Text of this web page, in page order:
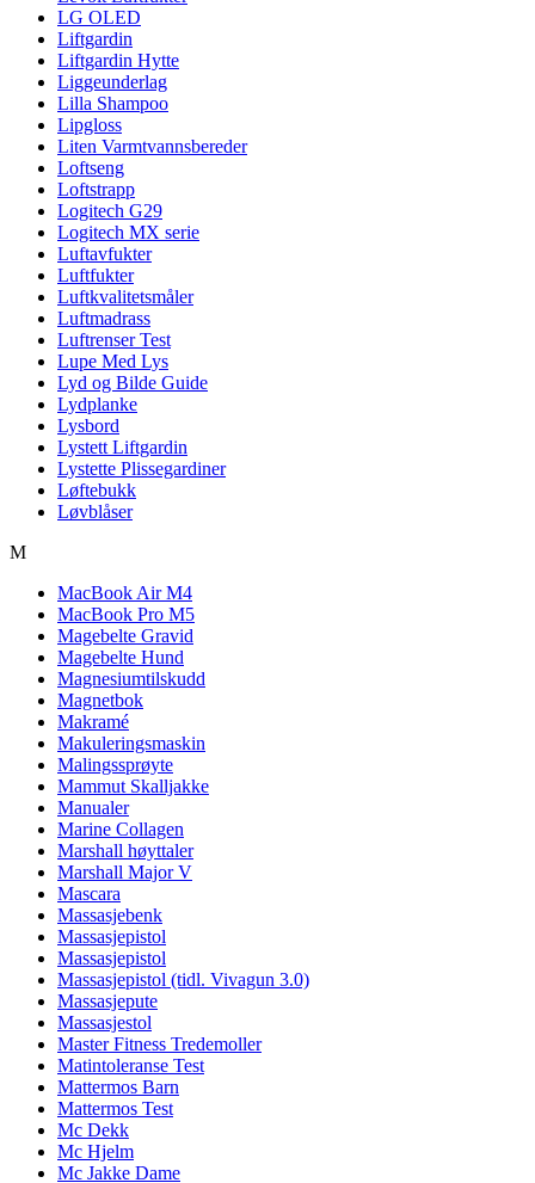
LG OLED
Liftgardin
Liftgardin Hytte
Liggeunderlag
Lilla Shampoo
Lipgloss
Liten Varmtvannsbereder
Loftseng
Loftstrapp
Logitech G29
Logitech MX serie
Luftavfukter
Luftfukter
Luftkvalitetsmåler
Luftmadrass
Luftrenser Test
Lupe Med Lys
Lyd og Bilde Guide
Lydplanke
Lysbord
Lystett Liftgardin
Lystette Plissegardiner
Løftebukk
Løvblåser
M
MacBook Air M4
MacBook Pro M5
Magebelte Gravid
Magebelte Hund
Magnesiumtilskudd
Magnetbok
Makramé
Makuleringsmaskin
Malingssprøyte
Mammut Skalljakke
Manualer
Marine Collagen
Marshall høyttaler
Marshall Major V
Mascara
Massasjebenk
Massasjepistol
Massasjepistol
Massasjepistol (tidl. Vivagun 3.0)
Massasjepute
Massasjestol
Master Fitness Tredemoller
Matintoleranse Test
Mattermos Barn
Mattermos Test
Mc Dekk
Mc Hjelm
Mc Jakke Dame